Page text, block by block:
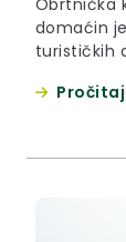
Obrtnička
domaćin
turističkih
skupa